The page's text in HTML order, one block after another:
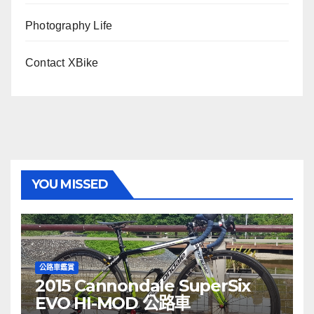
Photography Life
Contact XBike
YOU MISSED
公路車鑑賞
2015 Cannondale SuperSix
EVO HI-MOD 公路車